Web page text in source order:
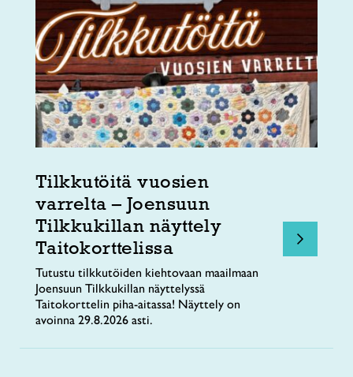
Tilkkutöitä vuosien
varrelta – Joensuun
Tilkkukillan näyttely
Taitokorttelissa
Tutustu tilkkutöiden kiehtovaan maailmaan
Joensuun Tilkkukillan näyttelyssä
Taitokorttelin piha-aitassa! Näyttely on
avoinna 29.8.2026 asti.